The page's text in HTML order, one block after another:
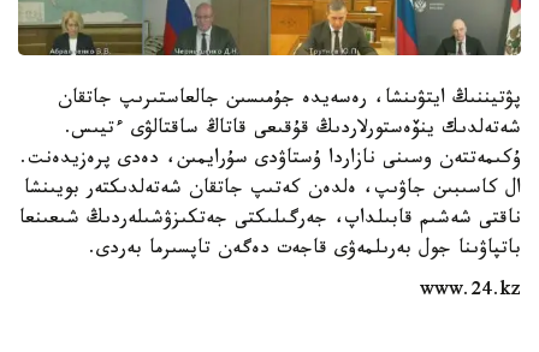
پۋتيننىڭ ايتۋىنشا، رەسەيدە جۇمىسىن جالعاستىرىپ جاتقان
شەتەلدىك ينۆەستورلاردىڭ قۇقىعى قاتاڭ ساقتالۋى ءتيىس.
ۇكىمەتتەن وسىنى نازاردا ۇستاۋدى سۇرايمىن، دەدى پرەزيدەنت.
ال كاسىبىن جاۋىپ، ەلدەن كەتىپ جاتقان شەتەلدىكتەر بويىنشا
ناقتى شەشىم قابىلداپ، جەرگىلىكتى جەتكىزۋشىلەردىڭ شىعىنعا
باتپاۋىنا جول بەرىلمەۋى قاجەت دەگەن تاپسىرما بەردى.
www.24.kz